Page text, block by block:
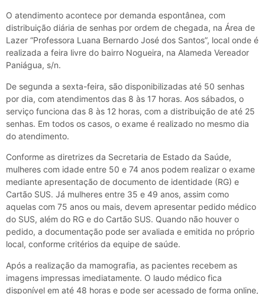
O atendimento acontece por demanda espontânea, com
distribuição diária de senhas por ordem de chegada, na Área de
Lazer “Professora Luana Bernardo José dos Santos”, local onde é
realizada a feira livre do bairro Nogueira, na Alameda Vereador
Paniágua, s/n.
De segunda a sexta-feira, são disponibilizadas até 50 senhas
por dia, com atendimentos das 8 às 17 horas. Aos sábados, o
serviço funciona das 8 às 12 horas, com a distribuição de até 25
senhas. Em todos os casos, o exame é realizado no mesmo dia
do atendimento.
Conforme as diretrizes da Secretaria de Estado da Saúde,
mulheres com idade entre 50 e 74 anos podem realizar o exame
mediante apresentação de documento de identidade (RG) e
Cartão SUS. Já mulheres entre 35 e 49 anos, assim como
aquelas com 75 anos ou mais, devem apresentar pedido médico
do SUS, além do RG e do Cartão SUS. Quando não houver o
pedido, a documentação pode ser avaliada e emitida no próprio
local, conforme critérios da equipe de saúde.
Após a realização da mamografia, as pacientes recebem as
imagens impressas imediatamente. O laudo médico fica
disponível em até 48 horas e pode ser acessado de forma online,